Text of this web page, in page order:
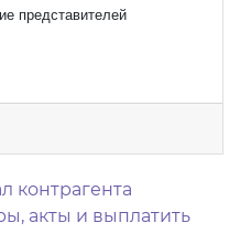
представителей
контрагента
акты и выплатить